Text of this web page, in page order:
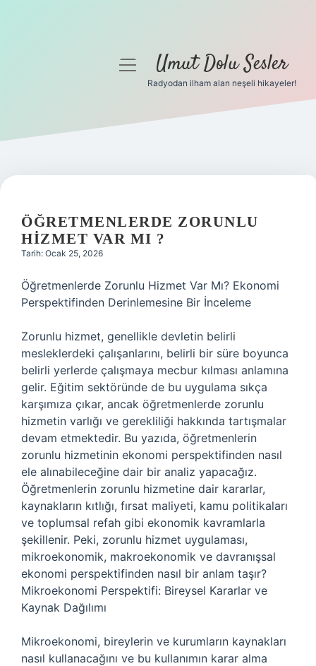
Gizlilik Politikası
Yasal Uyarı
menüyüUmut Dolu Sesler
Radyodan ilham alan neşeli hikayeler!
ÖĞRETMENLERDE ZORUNLU
HIZMET VAR MI ?
Tarih: Ocak 25, 2026
Öğretmenlerde Zorunlu Hizmet Var Mı? Ekonomi
Perspektifinden Derinlemesine Bir İnceleme
Zorunlu hizmet, genellikle devletin belirli
mesleklerdeki çalışanlarını, belirli bir süre boyunca
belirli yerlerde çalışmaya mecbur kılması anlamına
gelir. Eğitim sektöründe de bu uygulama sıkça
karşımıza çıkar, ancak öğretmenlerde zorunlu
hizmetin varlığı ve gerekliliği hakkında tartışmalar
devam etmektedir. Bu yazıda, öğretmenlerin
zorunlu hizmetinin ekonomi perspektifinden nasıl
ele alınabileceğine dair bir analiz yapacağız.
Öğretmenlerin zorunlu hizmetine dair kararlar,
kaynakların kıtlığı, fırsat maliyeti, kamu politikaları
ve toplumsal refah gibi ekonomik kavramlarla
şekillenir. Peki, zorunlu hizmet uygulaması,
mikroekonomik, makroekonomik ve davranışsal
ekonomi perspektifinden nasıl bir anlam taşır?
Mikroekonomi Perspektifi: Bireysel Kararlar ve
Kaynak Dağılımı
Mikroekonomi, bireylerin ve kurumların kaynakları
nasıl kullanacağını ve bu kullanımın karar alma